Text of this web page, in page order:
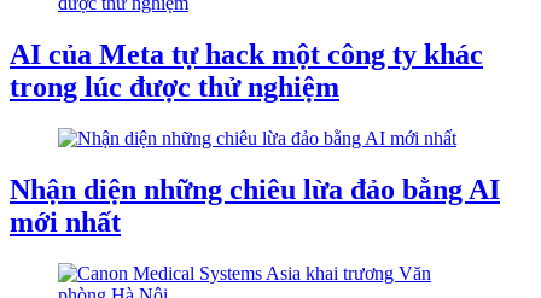
AI của Meta tự hack một công ty khác
trong lúc được thử nghiệm
Nhận diện những chiêu lừa đảo bằng AI
mới nhất